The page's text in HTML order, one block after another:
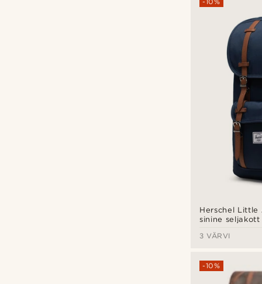
Herschel Little
sinine seljakott
3 VÄRVI
-10%